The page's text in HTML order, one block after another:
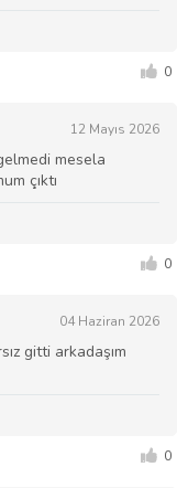
0
12 Mayıs 2026
mesela
çıktı
0
04 Haziran 2026
gitti arkadaşım
0